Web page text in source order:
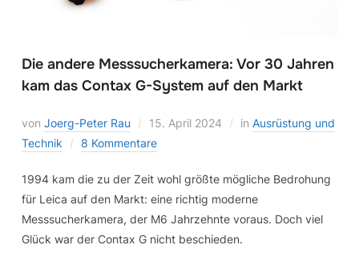
Die andere Messsucherkamera: Vor 30 Jahren
kam das Contax G-System auf den Markt
von Joerg-Peter Rau 15. April 2024 in Ausrüstung und
Technik
8 Kommentare
1994 kam die zu der Zeit wohl größte mögliche Bedrohung
für Leica auf den Markt: eine richtig moderne
Messsucherkamera, der M6 Jahrzehnte voraus. Doch viel
Glück war der Contax G nicht beschieden.